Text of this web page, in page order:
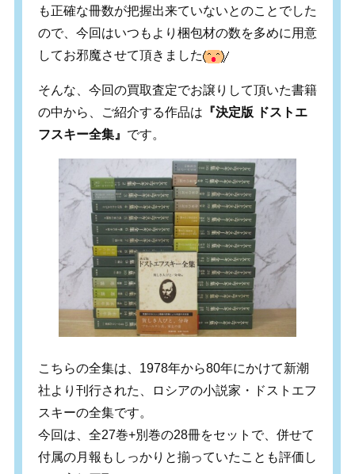
も正確な冊数が把握出来ていないとのことでした
ので、今回はいつもより梱包材の数を多めに用意
してお邪魔させて頂きました
そんな、今回の買取査定でお譲りして頂いた書籍
の中から、ご紹介する作品は 『決定版 ドストエ
フスキー全集』 です。
こちらの全集は、1978年から80年にかけて新潮
社より刊行された、ロシアの小説家・ドストエフ
スキーの全集です。
今回は、全27巻+別巻の28冊をセットで、併せて
付属の月報もしっかりと揃っていたことも評価し